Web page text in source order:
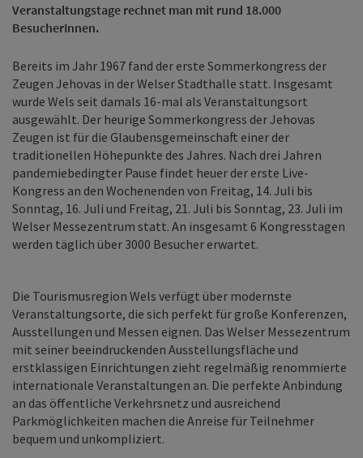
Veranstaltungstage rechnet man mit rund 18.000
BesucherInnen.
Bereits im Jahr 1967 fand der erste Sommerkongress der
Zeugen Jehovas in der Welser Stadthalle statt. Insgesamt
wurde Wels seit damals 16-mal als Veranstaltungsort
ausgewählt. Der heurige Sommerkongress der Jehovas
Zeugen ist für die Glaubensgemeinschaft einer der
traditionellen Höhepunkte des Jahres. Nach drei Jahren
pandemiebedingter Pause findet heuer der erste Live-
Kongress an den Wochenenden von Freitag, 14. Juli bis
Sonntag, 16. Juli und Freitag, 21. Juli bis Sonntag, 23. Juli im
Welser Messezentrum statt. An insgesamt 6 Kongresstagen
werden täglich über 3000 Besucher erwartet.
Die Tourismusregion Wels verfügt über modernste
Veranstaltungsorte, die sich perfekt für große Konferenzen,
Ausstellungen und Messen eignen. Das Welser Messezentrum
mit seiner beeindruckenden Ausstellungsfläche und
erstklassigen Einrichtungen zieht regelmäßig renommierte
internationale Veranstaltungen an. Die perfekte Anbindung
an das öffentliche Verkehrsnetz und ausreichend
Parkmöglichkeiten machen die Anreise für Teilnehmer
bequem und unkompliziert.